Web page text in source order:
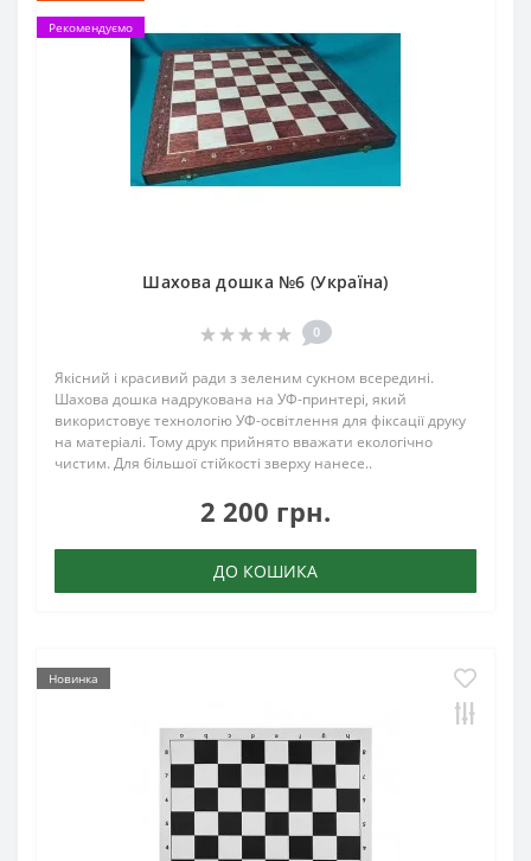
Рекомендуємо
Шахова дошка №6 (Україна)
0
Якісний і красивий ради з зеленим сукном всередині.
Шахова дошка надрукована на УФ-принтері, який
використовує технологію УФ-освітлення для фіксації друку
на матеріалі. Тому друк прийнято вважати екологічно
чистим. Для більшої стійкості зверху нанесе..
2 200 грн.
ДО КОШИКА
Новинка